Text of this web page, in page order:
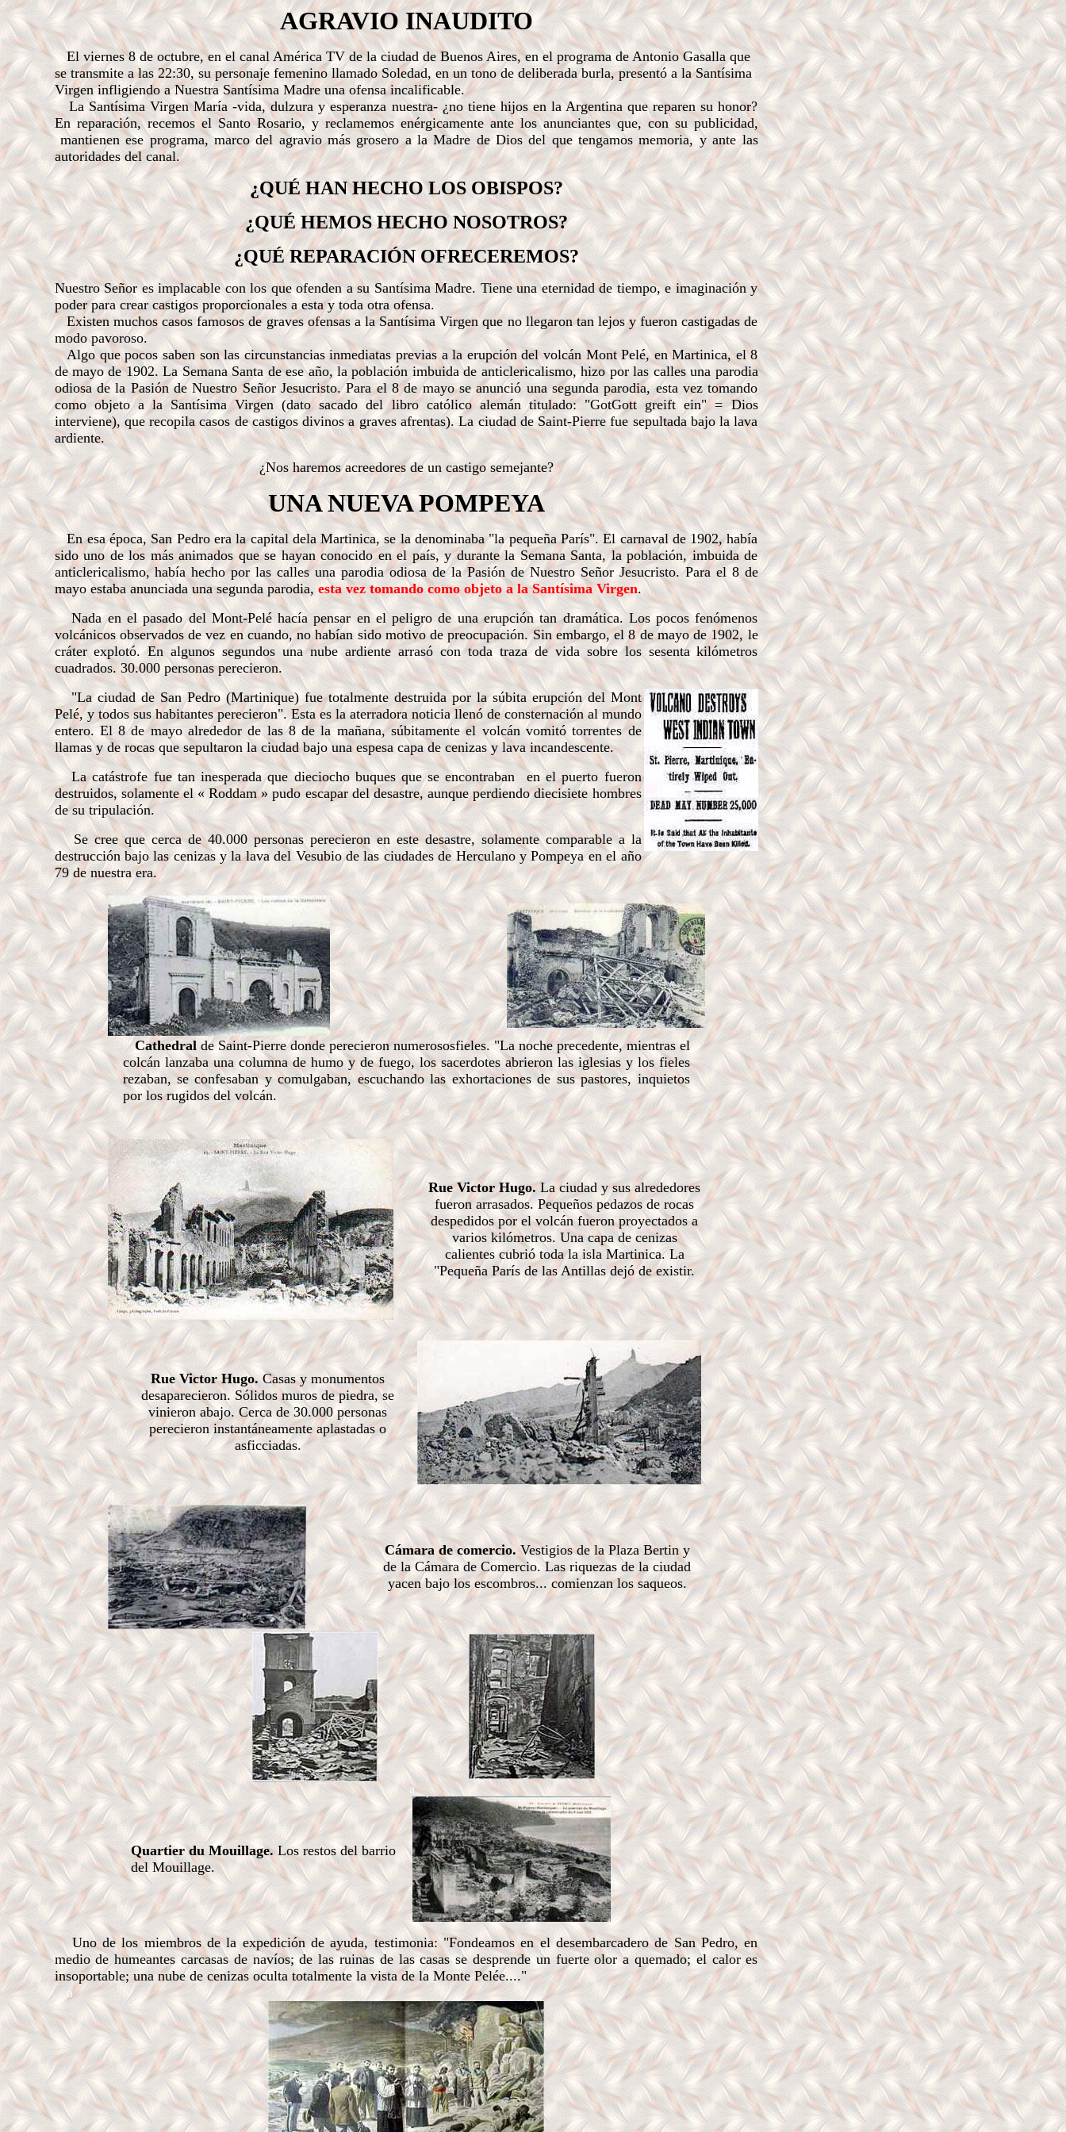
AGRAVIO INAUDITO
El viernes 8 de octubre, en el canal América TV de la ciudad de Buenos Aires, en el programa de Antonio Gasalla que
se transmite a las 22:30, su personaje femenino llamado Soledad, en un tono de deliberada burla, presentó a la Santísima
Virgen infligiendo a Nuestra Santísima Madre una ofensa incalificable.
La Santísima Virgen María -vida, dulzura y esperanza nuestra- ¿no tiene hijos en la Argentina que reparen su honor?
En reparación, recemos el Santo Rosario,y reclamemos enérgicamente ante los anunciantes que, con su publicidad,
mantienen ese programa, marco del agravio más grosero a la Madre de Dios del que tengamos memoria, y ante las
autoridades del canal.
¿QUÉ HAN HECHO LOS OBISPOS?
¿QUÉ HEMOS HECHO NOSOTROS?
¿QUÉ REPARACIÓN OFRECEREMOS?
Nuestro Señor es implacable con los que ofenden a su Santísima Madre. Tiene una eternidad de tiempo, e imaginación y
poder para crear castigos proporcionales a esta y toda otra ofensa.
Existen muchos casos famosos de graves ofensas a la Santísima Virgen que no llegaron tan lejos y fueron castigadas de
modo pavoroso.
Algo que pocos saben son las circunstancias inmediatas previas a la erupción del volcán Mont Pelé, en Martinica, el 8
de mayo de 1902. La Semana Santa de ese año, la población imbuida de anticlericalismo, hizo por las calles una parodia
odiosa de la Pasión de Nuestro Señor Jesucristo. Para el 8 de mayo se anunció una segunda parodia, esta vez tomando
como objeto a la Santísima Virgen (dato sacado del libro católico alemán titulado: "GotGott greift ein" = Dios
interviene), que recopila casos de castigos divinos a graves afrentas). La ciudad de Saint-Pierre fue sepultada bajo la lava
ardiente.
¿Nos haremos acreedores de un castigo semejante?
UNA NUEVA POMPEYA
En esa época, San Pedro era la capital dela Martinica, se la denominaba "la pequeña París". El carnaval de 1902, había
sido uno de los más animados que se hayan conocido en el país, y durante la Semana Santa, la población, imbuida de
anticlericalismo, había hecho por las calles una parodia odiosa de la Pasión de Nuestro Señor Jesucristo. Para el 8 de
mayo estaba anunciada una segunda parodia, esta vez tomando como objeto a la Santísima Virgen.
Nada en el pasado del Mont-Pelé hacía pensar en el peligro de una erupción tan dramática. Los pocos fenómenos
volcánicos observados de vez en cuando, no habían sido motivo de preocupación. Sin embargo, el 8 de mayo de 1902, le
cráter explotó. En algunos segundos una nube ardiente arrasó con toda traza de vida sobre los sesenta kilómetros
cuadrados. 30.000 personas perecieron.
"La ciudad de San Pedro (Martinique) fue totalmente destruida por la súbita erupción del Mont
Pelé, y todos sus habitantes perecieron". Esta es la aterradora noticia llenó de consternación al mundo
entero. El 8 de mayo alrededor de las 8 de la mañana, súbitamente el volcán vomitó torrentes de
llamas y de rocas que sepultaron la ciudad bajo una espesa capa de cenizas y lava incandescente.
La catástrofe fue tan inesperada que dieciocho buques que se encontraban en el puerto fueron
destruidos, solamente el « Roddam » pudo escapar del desastre, aunque perdiendo diecisiete hombres
de su tripulación.
Se cree que cerca de 40.000 personas perecieron en este desastre, solamente comparable a la
destrucción bajo las cenizas y la lava del Vesubio de las ciudades de Herculano y Pompeya en el año
79 de nuestra era.
Cathedralde Saint-Pierre donde perecieron numerososfieles. "La noche precedente, mientras el
colcán lanzaba una columna de humo y de fuego, los sacerdotes abrieron las iglesias y los fieles
rezaban, se confesaban y comulgaban, escuchando las exhortaciones de sus pastores, inquietos
por los rugidos del volcán.
a
Rue Victor Hugo.La ciudad y sus alrededores
fueron arrasados. Pequeños pedazos de rocas
despedidos por el volcán fueron proyectados a
varios kilómetros. Una capa de cenizas
calientes cubrió toda la isla Martinica. La
"Pequeña París de las Antillas dejó de existir.
Rue Victor Hugo.Casas y monumentos
desaparecieron. Sólidos muros de piedra, se
vinieron abajo. Cerca de 30.000 personas
perecieron instantáneamente aplastadas o
asficciadas.
a
Cámara de comercio. Vestigios de la Plaza Bertin y
de la Cámara de Comercio. Las riquezas de la ciudad
yacen bajo los escombros... comienzan los saqueos.
a
Quartier du Mouillage.Los restos del barrio
del Mouillage.
Uno de los miembros de la expedición de ayuda, testimonia: "Fondeamos en el desembarcadero de San Pedro, en
medio de humeantes carcasas de navíos; de las ruinas de las casas se desprende un fuerte olor a quemado; el calor es
insoportable; una nube de cenizas oculta totalmente la vista de la Monte Pelée...."
a